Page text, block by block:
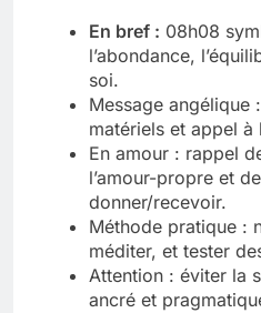
À partir de
connaître
5 Mois Ago
Découvrir
jardin sans
comment
5 Mois Ago
En bref : 08h08
l’abondance,
soi.
Message angélique
matériels et appel à
En amour : rappel
l’amour-propre et
donner/recevoir.
Méthode pratique :
méditer, et tester
Attention : éviter la
ancré et